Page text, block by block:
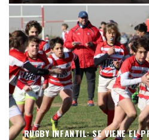
RUGBY INFANTIL: SE VIENE EL